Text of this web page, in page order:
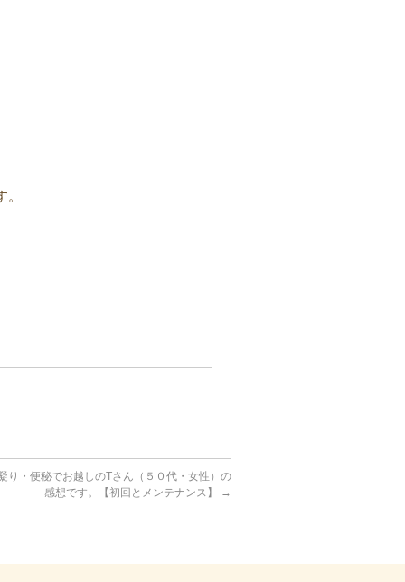
。
り・便秘でお越しのTさん（５０代・女性）の
感想です。【初回とメンテナンス】
→